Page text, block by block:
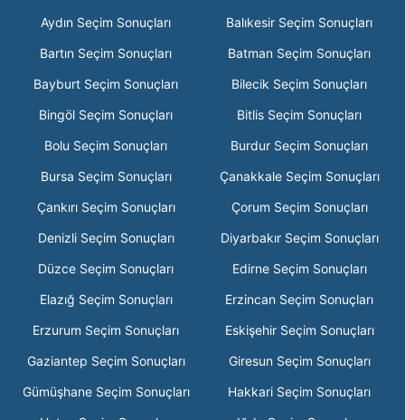
Aydın Seçim Sonuçları
Balıkesir Seçim Sonuçları
Bartın Seçim Sonuçları
Batman Seçim Sonuçları
Bayburt Seçim Sonuçları
Bilecik Seçim Sonuçları
Bingöl Seçim Sonuçları
Bitlis Seçim Sonuçları
Bolu Seçim Sonuçları
Burdur Seçim Sonuçları
Bursa Seçim Sonuçları
Çanakkale Seçim Sonuçları
Çankırı Seçim Sonuçları
Çorum Seçim Sonuçları
Denizli Seçim Sonuçları
Diyarbakır Seçim Sonuçları
Düzce Seçim Sonuçları
Edirne Seçim Sonuçları
Elazığ Seçim Sonuçları
Erzincan Seçim Sonuçları
Erzurum Seçim Sonuçları
Eskişehir Seçim Sonuçları
Gaziantep Seçim Sonuçları
Giresun Seçim Sonuçları
Gümüşhane Seçim Sonuçları
Hakkari Seçim Sonuçları